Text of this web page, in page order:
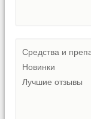
Средства и
Новинки
Лучшие отзывы